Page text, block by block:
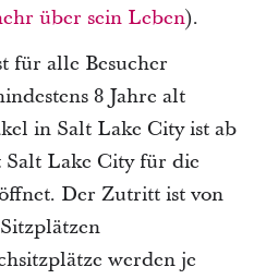
über sein Leben).
für alle Besucher
8 Jahre alt
in Salt Lake City ist ab
Lake City für die
Der Zutritt ist von
werden je